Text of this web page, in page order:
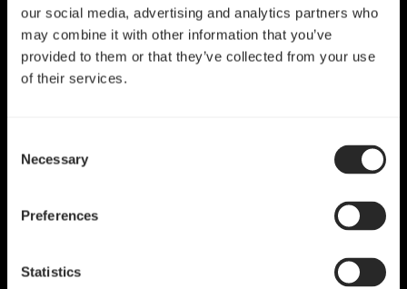
our social media, advertising and analytics partners who
may combine it with other information that you’ve
provided to them or that they’ve collected from your use
of their services.
Selection
Necessary
Preferences
Statistics